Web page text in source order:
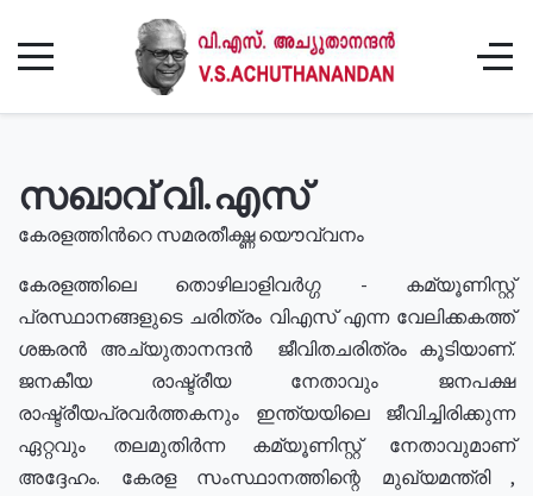
സഖാവ് വി.എസ്
കേരളത്തിൻറെ സമരതീക്ഷ്ണ യൌവ്വനം
കേരളത്തിലെ തൊഴിലാളിവർഗ്ഗ - കമ്യൂണിസ്റ്റ്
പ്രസ്ഥാനങ്ങളുടെ ചരിത്രം വിഎസ് എന്ന വേലിക്കകത്ത്
ശങ്കരൻ അച്യുതാനന്ദൻ ജീവിതചരിത്രം കൂടിയാണ്.
ജനകീയ രാഷ്ട്രീയ നേതാവും ജനപക്ഷ
രാഷ്ട്രീയപ്രവർത്തകനും ഇന്ത്യയിലെ ജീവിച്ചിരിക്കുന്ന
ഏറ്റവും തലമുതിർന്ന കമ്യൂണിസ്റ്റ് നേതാവുമാണ്
അദ്ദേഹം. കേരള സംസ്ഥാനത്തിന്റെ മുഖ്യമന്ത്രി ,